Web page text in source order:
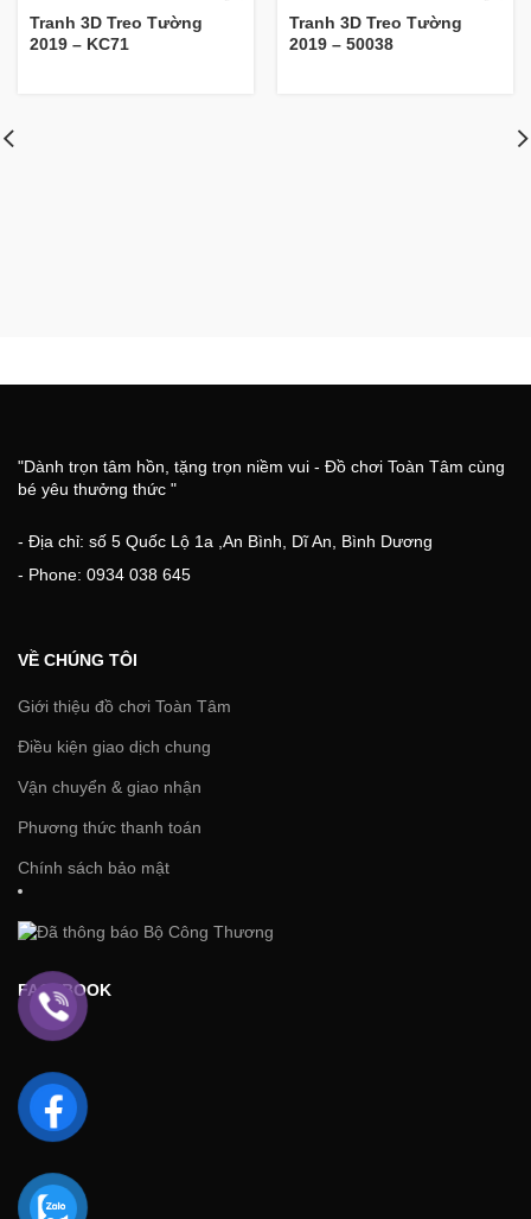
Tranh 3D Treo Tường
2019 – KC71
Tranh 3D Treo Tường
2019 – 50038
"Dành trọn tâm hồn, tặng trọn niềm vui - Đồ chơi Toàn Tâm cùng
bé yêu thưởng thức "
- Địa chỉ: số 5 Quốc Lộ 1a ,An Bình, Dĩ An, Bình Dương
- Phone: 0934 038 645
VỀ CHÚNG TÔI
Giới thiệu đồ chơi Toàn Tâm
Điều kiện giao dịch chung
Vận chuyển & giao nhận
Phương thức thanh toán
Chính sách bảo mật
FACEBOOK